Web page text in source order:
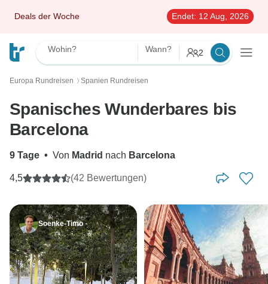
Deals der Woche Endet: 12 Aug, 2026
Wohin? Wann? 2
Europa Rundreisen 〉 Spanien Rundreisen
Spanisches Wunderbares bis
Barcelona
9 Tage • Von Madrid nach Barcelona
4,5 (42 Bewertungen)
Soenke-Timo